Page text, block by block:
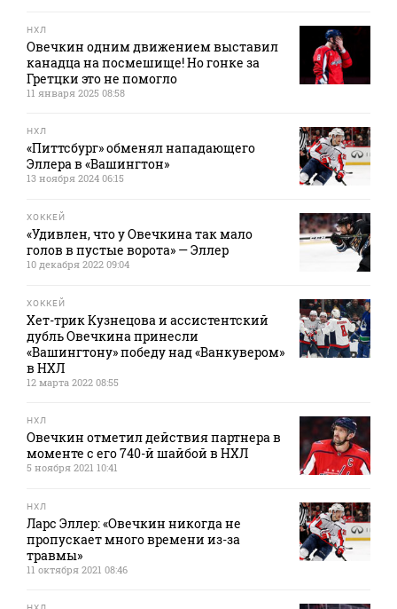
НХЛ
Овечкин одним движением выставил
канадца на посмешище! Но гонке за
Гретцки это не помогло
11 января 2025 08:58
НХЛ
«Питтсбург» обменял нападающего
Эллера в «Вашингтон»
13 ноября 2024 06:15
ХОККЕЙ
«Удивлен, что у Овечкина так мало
голов в пустые ворота» — Эллер
10 декабря 2022 09:04
ХОККЕЙ
Хет-трик Кузнецова и ассистентский
дубль Овечкина принесли
«Вашингтону» победу над «Ванкувером»
в НХЛ
12 марта 2022 08:55
НХЛ
Овечкин отметил действия партнера в
моменте с его 740-й шайбой в НХЛ
5 ноября 2021 10:41
НХЛ
Ларс Эллер: «Овечкин никогда не
пропускает много времени из-за
травмы»
11 октября 2021 08:46